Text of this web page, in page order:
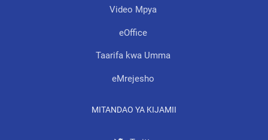
Video Mpya
eOffice
Taarifa kwa Umma
eMrejesho
MITANDAO YA KIJAMII